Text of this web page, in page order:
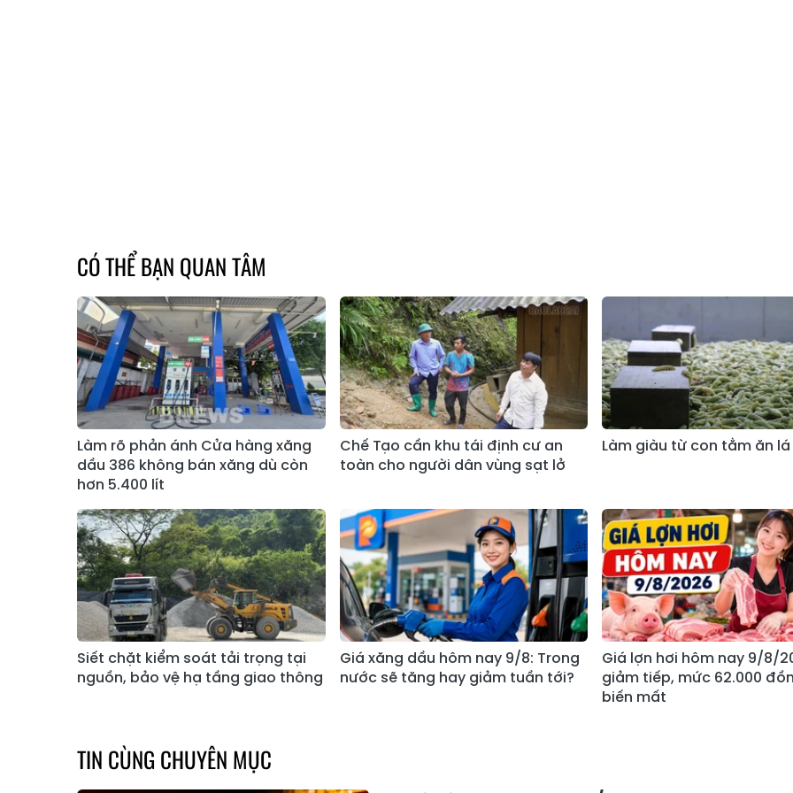
CÓ THỂ BẠN QUAN TÂM
Làm rõ phản ánh Cửa hàng xăng
dầu 386 không bán xăng dù còn
hơn 5.400 lít
Chế Tạo cần khu tái định cư an
toàn cho người dân vùng sạt lở
Làm giàu từ con tằm ăn lá
Siết chặt kiểm soát tải trọng tại
nguồn, bảo vệ hạ tầng giao thông
Giá xăng dầu hôm nay 9/8: Trong
nước sẽ tăng hay giảm tuần tới?
Giá lợn hơi hôm nay 9/8/
giảm tiếp, mức 62.000
biến mất
TIN CÙNG CHUYÊN MỤC